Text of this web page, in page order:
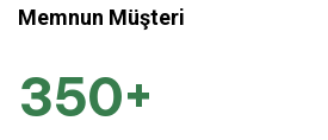
Memnun Müşteri
350+